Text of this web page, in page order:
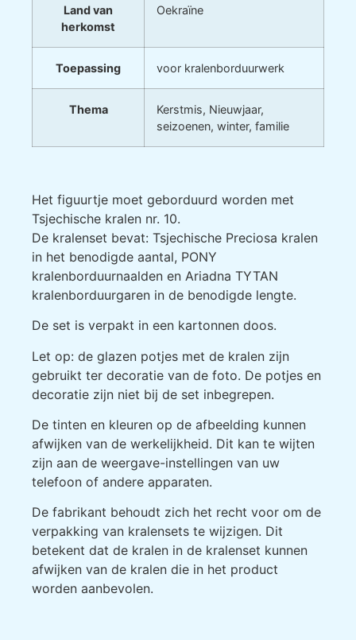
Land van
herkomst
Oekraïne
Toepassing voor kralenborduurwerk
Thema
Kerstmis, Nieuwjaar,
seizoenen, winter, familie
Het figuurtje moet geborduurd worden met
Tsjechische kralen nr. 10.
De kralenset bevat: Tsjechische Preciosa kralen
in het benodigde aantal, PONY
kralenborduurnaalden en Ariadna TYTAN
kralenborduurgaren in de benodigde lengte.
De set is verpakt in een kartonnen doos.
Let op: de glazen potjes met de kralen zijn
gebruikt ter decoratie van de foto. De potjes en
decoratie zijn niet bij de set inbegrepen.
De tinten en kleuren op de afbeelding kunnen
afwijken van de werkelijkheid. Dit kan te wijten
zijn aan de weergave-instellingen van uw
telefoon of andere apparaten.
De fabrikant behoudt zich het recht voor om de
verpakking van kralensets te wijzigen. Dit
betekent dat de kralen in de kralenset kunnen
afwijken van de kralen die in het product
worden aanbevolen.